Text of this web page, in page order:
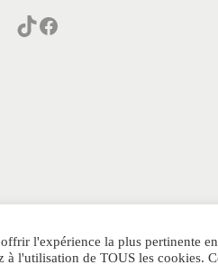
POLITIQUE DE
l'expérience la plus pertinente
l'utilisation de TOUS les cookies.